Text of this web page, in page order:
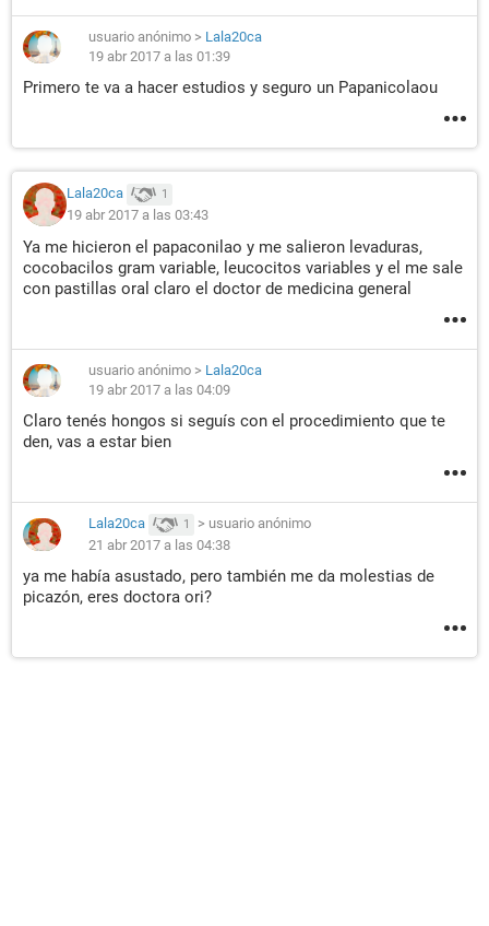
usuario anónimo > Lala20ca
19 abr 2017 a las 01:39
Primero te va a hacer estudios y seguro un Papanicolaou
Lala20ca 1
19 abr 2017 a las 03:43
Ya me hicieron el papaconilao y me salieron levaduras,
cocobacilos gram variable, leucocitos variables y el me sale
con pastillas oral claro el doctor de medicina general
usuario anónimo > Lala20ca
19 abr 2017 a las 04:09
Claro tenés hongos si seguís con el procedimiento que te
den, vas a estar bien
Lala20ca 1 > usuario anónimo
21 abr 2017 a las 04:38
ya me había asustado, pero también me da molestias de
picazón, eres doctora ori?